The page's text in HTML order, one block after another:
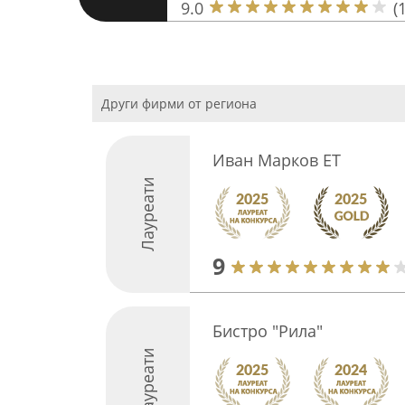
9.0
Други фирми от региона
Лауреати
Иван Марков ЕТ
9
Лауреати
Бистро "Рила"